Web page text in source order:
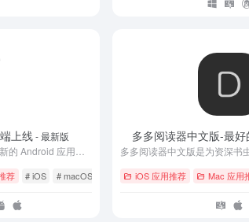
上线- 最新版
荐 # iOS # macOS # Windows
多多阅读器中文版-最
iOS 应用推荐 Mac 应用